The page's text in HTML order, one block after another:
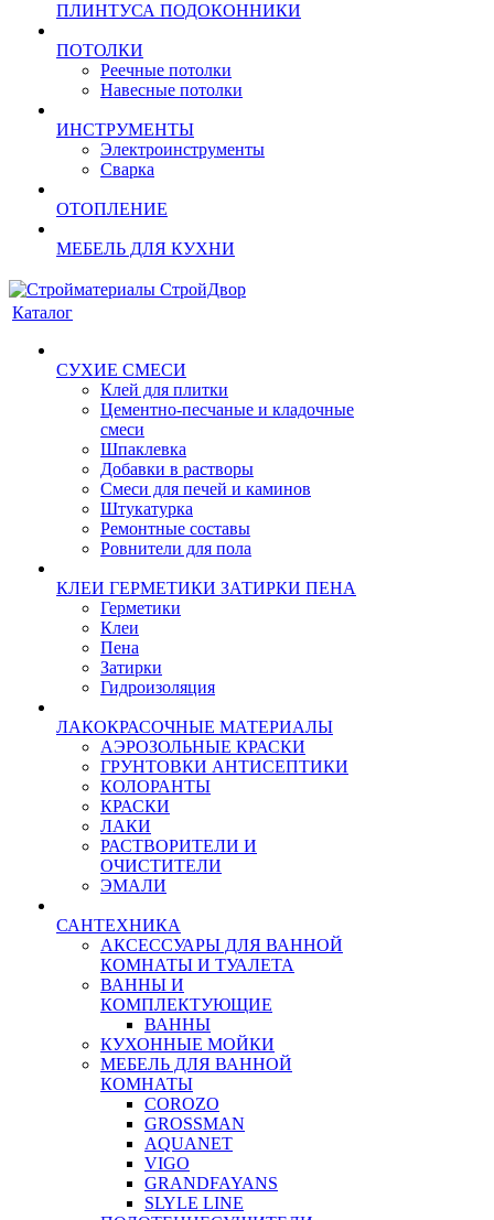
ПЛИНТУСА ПОДОКОННИКИ
ПОТОЛКИ
Реечные потолки
Навесные потолки
ИНСТРУМЕНТЫ
Электроинструменты
Сварка
ОТОПЛЕНИЕ
МЕБЕЛЬ ДЛЯ КУХНИ
Каталог
СУХИЕ СМЕСИ
Клей для плитки
Цементно-песчаные и кладочные
смеси
Шпаклевка
Добавки в растворы
Смеси для печей и каминов
Штукатурка
Ремонтные составы
Ровнители для пола
КЛЕИ ГЕРМЕТИКИ ЗАТИРКИ ПЕНА
Герметики
Клеи
Пена
Затирки
Гидроизоляция
ЛАКОКРАСОЧНЫЕ МАТЕРИАЛЫ
АЭРОЗОЛЬНЫЕ КРАСКИ
ГРУНТОВКИ АНТИСЕПТИКИ
КОЛОРАНТЫ
КРАСКИ
ЛАКИ
РАСТВОРИТЕЛИ И
ОЧИСТИТЕЛИ
ЭМАЛИ
САНТЕХНИКА
АКСЕССУАРЫ ДЛЯ ВАННОЙ
КОМНАТЫ И ТУАЛЕТА
ВАННЫ И
КОМПЛЕКТУЮЩИЕ
ВАННЫ
КУХОННЫЕ МОЙКИ
МЕБЕЛЬ ДЛЯ ВАННОЙ
КОМНАТЫ
COROZO
GROSSMAN
AQUANET
VIGO
GRANDFAYANS
SLYLE LINE